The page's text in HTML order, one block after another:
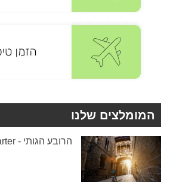
המומלצים שלנו
הרובע הגותי - Gothic Quarter